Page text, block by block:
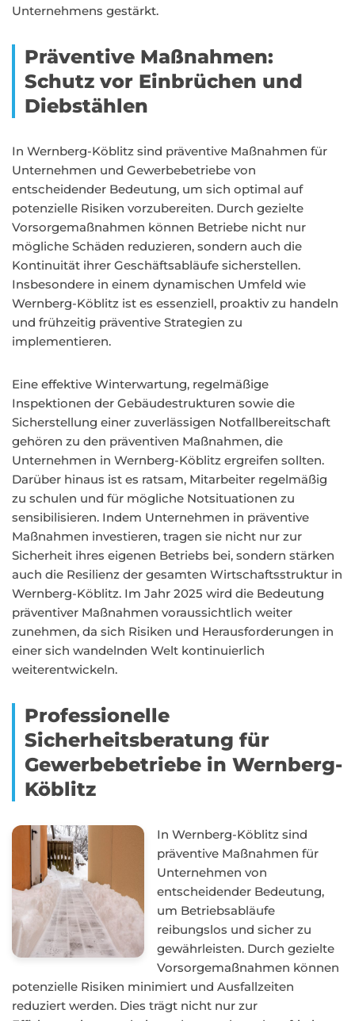
Unternehmens gestärkt.
Präventive Maßnahmen:
Schutz vor Einbrüchen und
Diebstählen
In Wernberg-Köblitz sind präventive Maßnahmen für
Unternehmen und Gewerbebetriebe von
entscheidender Bedeutung, um sich optimal auf
potenzielle Risiken vorzubereiten. Durch gezielte
Vorsorgemaßnahmen können Betriebe nicht nur
mögliche Schäden reduzieren, sondern auch die
Kontinuität ihrer Geschäftsabläufe sicherstellen.
Insbesondere in einem dynamischen Umfeld wie
Wernberg-Köblitz ist es essenziell, proaktiv zu handeln
und frühzeitig präventive Strategien zu
implementieren.
Eine effektive Winterwartung, regelmäßige
Inspektionen der Gebäudestrukturen sowie die
Sicherstellung einer zuverlässigen Notfallbereitschaft
gehören zu den präventiven Maßnahmen, die
Unternehmen in Wernberg-Köblitz ergreifen sollten.
Darüber hinaus ist es ratsam, Mitarbeiter regelmäßig
zu schulen und für mögliche Notsituationen zu
sensibilisieren. Indem Unternehmen in präventive
Maßnahmen investieren, tragen sie nicht nur zur
Sicherheit ihres eigenen Betriebs bei, sondern stärken
auch die Resilienz der gesamten Wirtschaftsstruktur in
Wernberg-Köblitz. Im Jahr 2025 wird die Bedeutung
präventiver Maßnahmen voraussichtlich weiter
zunehmen, da sich Risiken und Herausforderungen in
einer sich wandelnden Welt kontinuierlich
weiterentwickeln.
Professionelle
Sicherheitsberatung für
Gewerbebetriebe in Wernberg-
Köblitz
In Wernberg-Köblitz sind
präventive Maßnahmen für
Unternehmen von
entscheidender Bedeutung,
um Betriebsabläufe
reibungslos und sicher zu
gewährleisten. Durch gezielte
Vorsorgemaßnahmen können
potenzielle Risiken minimiert und Ausfallzeiten
reduziert werden. Dies trägt nicht nur zur